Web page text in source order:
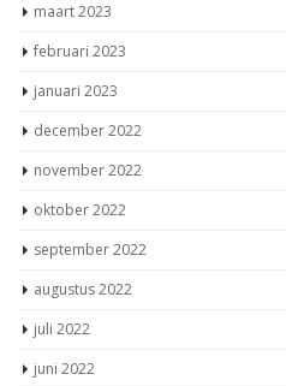
maart 2023
februari 2023
januari 2023
december 2022
november 2022
oktober 2022
september 2022
augustus 2022
juli 2022
juni 2022